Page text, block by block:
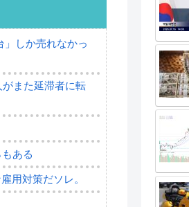
」しか売れなかっ
また延滞者に転
ある
用対策だソレ。